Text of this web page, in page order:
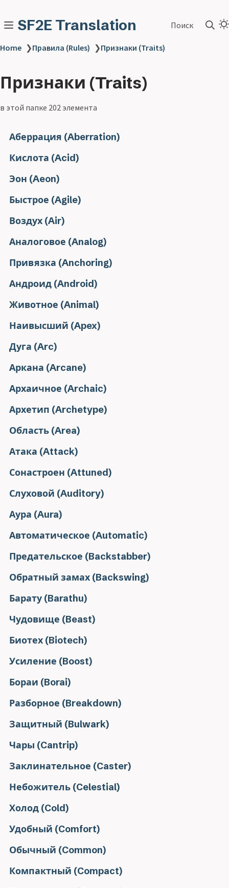
SF2E Translation Поиск
Home ❯Правила (Rules) ❯Признаки (Traits)
Признаки (Traits)
в этой папке 202 элемента
Аберрация (Aberration)
Кислота (Acid)
Эон (Aeon)
Быстрое (Agile)
Воздух (Air)
Аналоговое (Analog)
Привязка (Anchoring)
Андроид (Android)
Животное (Animal)
Наивысший (Apex)
Дуга (Arc)
Аркана (Arcane)
Архаичное (Archaic)
Архетип (Archetype)
Область (Area)
Атака (Attack)
Сонастроен (Attuned)
Слуховой (Auditory)
Аура (Aura)
Автоматическое (Automatic)
Предательское (Backstabber)
Обратный замах (Backswing)
Барату (Barathu)
Чудовище (Beast)
Биотех (Biotech)
Усиление (Boost)
Бораи (Borai)
Разборное (Breakdown)
Защитный (Bulwark)
Чары (Cantrip)
Заклинательное (Caster)
Небожитель (Celestial)
Холод (Cold)
Удобный (Comfort)
Обычный (Common)
Компактный (Compact)